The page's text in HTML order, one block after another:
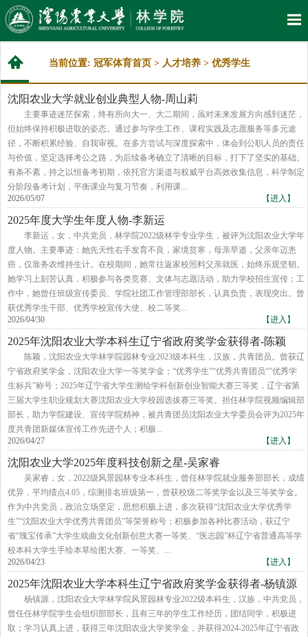
当前位置: 冠军体育首页 > 人才培养 > 优秀学生
沈阳农业大学就业创业典型人物-周山莉
主要事迹迷茫探索，终有所向大一、大二期间，虽对未来发展方向感到迷茫，
但始终保持积极进取的姿态。通过参与学生工作、课程实践及志愿服务等多元途
径，不断积累经验、自我审视。在多方尝试与深度探索中，体会到公职人员的责任
与价值，坚定选择考公之路，为后续备考确立了清晰的目标，打下了坚实的基础。
有条不紊，持之以恒备考初期，依托官方渠道与权威平台高效收集信息，科学制定
分阶段备考计划，平衡课业与复习节奏，利用课...
【进入】
2026/05/07
2025年度大学生年度人物-李新运
李新运，女，中共党员，林学院2022级林学专业学生，被评为沈阳农业大学年
度人物。主要事迹：她先天性右手发育不良，家境贫寒，母亲早逝，父亲年迈患
癌，仅靠务农维持生计。在校期间，她常往返家校照料父亲就医，始终乐观坚韧。
她学习上刻苦认真，积极参与各类竞赛、文体与志愿活动，助力学校招生宣传；工
作中，她曾任班级宣传委员、学院社团工作管理部部长，认真负责，表现突出。曾
获优秀学生干部、优秀学校宣传大使、校二等奖...
【进入】
2026/04/30
2025年沈阳农业大学本科生辽宁省政府奖学金获得者-陈颖
陈颖，沈阳农业大学林学院园林专业2023级本科生，汉族，共青团员。曾获辽
宁省政府奖学金，沈阳农业大学一等奖学金；“优秀学生”“优秀共青团员“”优秀学
生标兵”称号；2025年辽宁省大学生测绘学科创新创业智能大赛三等奖，辽宁省第
三届大学生职业规划大赛沈阳农业大学校园选拔赛三等奖。担任林学院视频编辑部
部长，助力学院建设、宣传学院精神，被共青团员沈阳农业大学委员会评为2025年
度共青团新媒体宣传工作先进个人；积极...
【进入】
2026/04/27
沈阳农业大学2025年度科技创新之星-吴家睿
吴家睿，女，2022级风景园林专业本科生，曾任林学院就业服务部部长，成绩
优异，平均绩点4.05，综测排名班级第一，曾获校级二等奖学金以及三等奖学金。
作为中共党员，政治立场坚定，思想积极上进，多次获得“沈阳农业大学优秀学
生”“沈阳农业大学优秀共青团员”等荣誉称号；积极参加各种比赛活动，获辽宁
省“瑰宝传承”大学生戏曲文化创新创意大赛一等奖、“医志园”杯辽宁省普通高等学
校本科大学生手绘本草绘图大赛、一等奖、...
【进入】
2026/04/23
2025年沈阳农业大学本科生辽宁省政府奖学金获得者-杨镇源
杨镇源，沈阳农业大学林学院风景园林专业2022级本科生，汉族，中共党员，
曾任任林学院学生会组织部部长，且有三年的学生工作经历，团结同学，积极进
取；学习认真上进，获得三年沈阳农业大学奖学金，并获得2024-2025年辽宁省政